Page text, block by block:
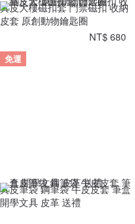
真皮大樓磁扣套 門禁磁扣 收納
皮套 原創動物鑰匙圈
NT$ 680
免運
真皮筆袋 鋼筆袋 牛皮皮套 筆盒
開學文具 皮革 送禮